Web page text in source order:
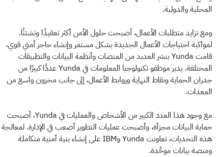
المحلية والدولية.
ومع تزايد متطلبات الأعمال، أصبحت حلول الأمن أكثر تعقيدًا وتشتتًا.
لمواكبة احتياجات الأعمال الجديدة بشكل مستمر وإنشاء حاجز أمني قوي،
قامت Yunda بنشر العديد من المنصات وأنظمة البيانات والتطبيقات
المختلفة. يدير موظفو تكنولوجيا المعلومات في Yunda عددًا كبيرًا من
جدران الحماية ونقاط النهاية وروابط الأعمال، إلى جانب مخزون واسع من
المعدات.
مع وجود هذا العدد الكبير من الأشخاص والعمليات في Yunda، أصبحت
حماية البيانات مجزأة، وأصبحت عمليات التطوير أصعب في الإدارة. لمعالجة
هذه التحديات، تعاونت Yunda وIBM على إنشاء بنية أمنية متكاملة
ومنصة بيانات موحَّدة.